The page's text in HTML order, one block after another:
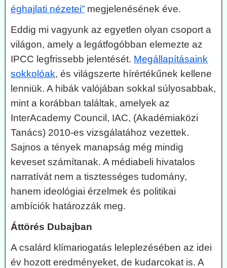
éghajlati nézetei” megjelenésének éve.
Eddig mi vagyunk az egyetlen olyan csoport a
világon, amely a legátfogóbban elemezte az
IPCC legfrissebb jelentését. Megállapításaink
sokkolóak, és világszerte hírértékűnek kellene
lenniük. A hibák valójában sokkal súlyosabbak,
mint a korábban találtak, amelyek az
InterAcademy Council, IAC, (Akadémiaközi
Tanács) 2010-es vizsgálatához vezettek.
Sajnos a tények manapság még mindig
keveset számítanak. A médiabeli hivatalos
narratívát nem a tisztességes tudomány,
hanem ideológiai érzelmek és politikai
ambíciók határozzák meg.
Áttörés Dubajban
A csalárd klímariogatás leleplezésében az idei
év hozott eredményeket, de kudarcokat is. A